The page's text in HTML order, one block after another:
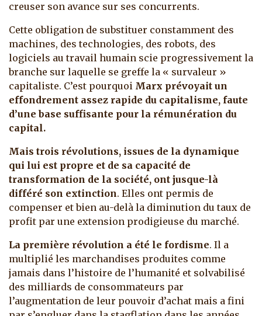
creuser son avance sur ses concurrents.
Cette obligation de substituer constamment des
machines, des technologies, des robots, des
logiciels au travail humain scie progressivement la
branche sur laquelle se greffe la « survaleur »
capitaliste. C’est pourquoi Marx prévoyait un
effondrement assez rapide du capitalisme, faute
d’une base suffisante pour la rémunération du
capital.
Mais trois révolutions, issues de la dynamique
qui lui est propre et de sa capacité de
transformation de la société, ont jusque-là
différé son extinction. Elles ont permis de
compenser et bien au-delà la diminution du taux de
profit par une extension prodigieuse du marché.
La première révolution a été le fordisme. Il a
multiplié les marchandises produites comme
jamais dans l’histoire de l’humanité et solvabilisé
des milliards de consommateurs par
l’augmentation de leur pouvoir d’achat mais a fini